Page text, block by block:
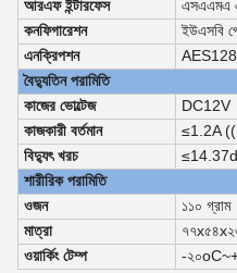
আরএফ ইন্টারফেস
এসএএমএ
কনফিগারেশন
ইউএসবি
এনক্রিপশন
AES128
বৈদ্যুতিন পরামিতি
কাজের ভোল্টেজ
DC12V
কাজকারী বর্তমান
≤1.2A
বিদ্যুৎ খরচ
শারীরিক পরামিতি
ওজন
১১০ গ্রাম
মাত্রা
ওয়ার্কিং টেম্প
-২০oC